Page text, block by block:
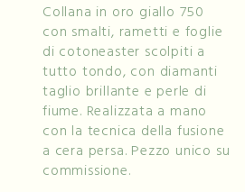
Collana in oro giallo 750
con smalti, rametti e foglie
di cotoneaster scolpiti a
tutto tondo, con diamanti
taglio brillante e perle di
fiume. Realizzata a mano
con la tecnica della fusione
a cera persa. Pezzo unico su
commissione.